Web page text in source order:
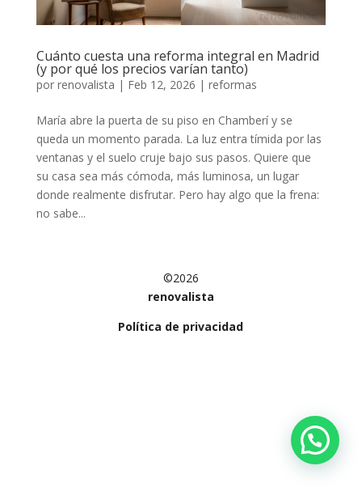
Cuánto cuesta una reforma integral en Madrid
(y por qué los precios varían tanto)
por renovalista | Feb 12, 2026 | reformas
María abre la puerta de su piso en Chamberí y se
queda un momento parada. La luz entra tímida por las
ventanas y el suelo cruje bajo sus pasos. Quiere que
su casa sea más cómoda, más luminosa, un lugar
donde realmente disfrutar. Pero hay algo que la frena:
no sabe...
©2026
renovalista
Política de privacidad